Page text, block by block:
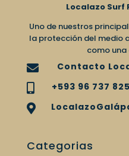
Localazo Surf
Uno de nuestros
la protección del medio
como
 Contacto
 +593 96 737

Categorias